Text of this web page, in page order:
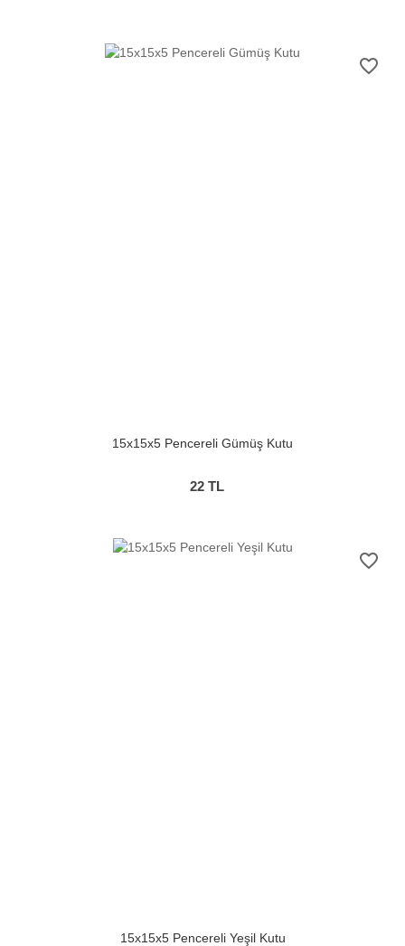
favorite_border
15x15x5 Pencereli Gümüş Kutu
22 TL
favorite_border
15x15x5 Pencereli Yeşil Kutu